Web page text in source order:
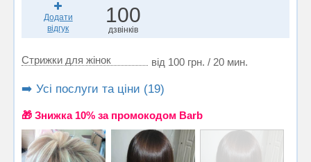
Додати
відгук
100
дзвінків
Стрижки для жінок від 100 грн. / 20 мин.
➡️ Усі послуги та ціни (19)
🎁 Знижка 10% за промокодом Barb